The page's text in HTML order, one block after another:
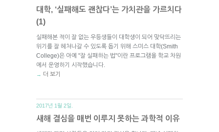
대학, ‘실패해도 괜찮다’는 가치관을 가르치다
(1)
실패해본 적이 잘 없는 우등생들이 대학생이 되어 맞닥뜨리는
위기를 잘 헤쳐나갈 수 있도록 돕기 위해 스미스 대학(Smith
College)은 아예 "잘 실패하는 법"이란 프로그램을 학교 차원
에서 운영하기 시작했습니다.
→ 더 보기
2017년 1월 2일.
새해 결심을 매번 이루지 못하는 과학적 이유